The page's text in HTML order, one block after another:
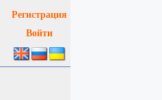
Регистрация
Войти